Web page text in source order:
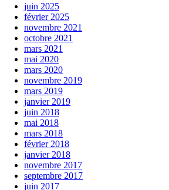
juin 2025
février 2025
novembre 2021
octobre 2021
mars 2021
mai 2020
mars 2020
novembre 2019
mars 2019
janvier 2019
juin 2018
mai 2018
mars 2018
février 2018
janvier 2018
novembre 2017
septembre 2017
juin 2017